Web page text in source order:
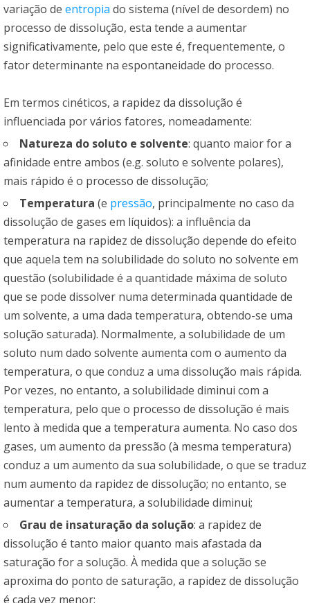
variação de entropia do sistema (nível de desordem) no
processo de dissolução, esta tende a aumentar
significativamente, pelo que este é, frequentemente, o
fator determinante na espontaneidade do processo.
Em termos cinéticos, a rapidez da dissolução é
influenciada por vários fatores, nomeadamente:
Natureza do soluto e solvente: quanto maior for a
afinidade entre ambos (e.g. soluto e solvente polares),
mais rápido é o processo de dissolução;
Temperatura (e pressão, principalmente no caso da
dissolução de gases em líquidos): a influência da
temperatura na rapidez de dissolução depende do efeito
que aquela tem na solubilidade do soluto no solvente em
questão (solubilidade é a quantidade máxima de soluto
que se pode dissolver numa determinada quantidade de
um solvente, a uma dada temperatura, obtendo-se uma
solução saturada). Normalmente, a solubilidade de um
soluto num dado solvente aumenta com o aumento da
temperatura, o que conduz a uma dissolução mais rápida.
Por vezes, no entanto, a solubilidade diminui com a
temperatura, pelo que o processo de dissolução é mais
lento à medida que a temperatura aumenta. No caso dos
gases, um aumento da pressão (à mesma temperatura)
conduz a um aumento da sua solubilidade, o que se traduz
num aumento da rapidez de dissolução; no entanto, se
aumentar a temperatura, a solubilidade diminui;
Grau de insaturação da solução: a rapidez de
dissolução é tanto maior quanto mais afastada da
saturação for a solução. À medida que a solução se
aproxima do ponto de saturação, a rapidez de dissolução
é cada vez menor;